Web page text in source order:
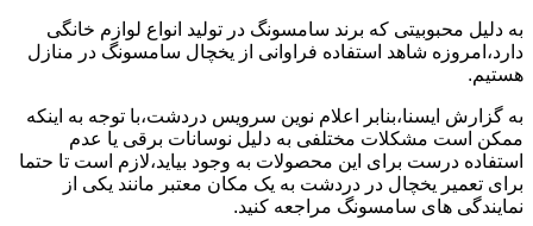
به دلیل محبوبیتی که برند سامسونگ در تولید انواع لوازم خانگی
دارد،امروزه شاهد استفاده فراوانی از یخچال سامسونگ در منازل
هستیم.
به گزارش ایسنا،بنابر اعلام نوین سرویس دردشت،با توجه به اینکه
ممکن است مشکلات مختلفی به دلیل نوسانات برقی یا عدم
استفاده درست برای این محصولات به وجود بیاید،لازم است تا حتما
برای تعمیر یخچال در دردشت به یک مکان معتبر مانند یکی از
نمایندگی های سامسونگ مراجعه کنید.